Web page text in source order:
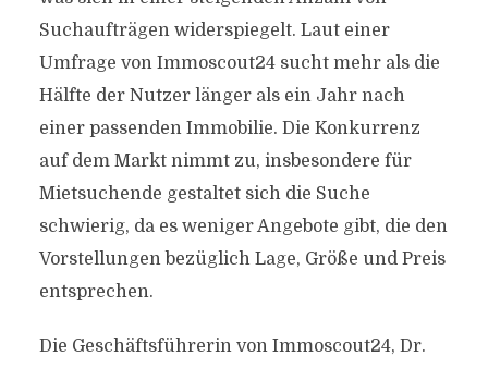
Suchaufträgen widerspiegelt. Laut einer
Umfrage von Immoscout24 sucht mehr als die
Hälfte der Nutzer länger als ein Jahr nach
einer passenden Immobilie. Die Konkurrenz
auf dem Markt nimmt zu, insbesondere für
Mietsuchende gestaltet sich die Suche
schwierig, da es weniger Angebote gibt, die den
Vorstellungen bezüglich Lage, Größe und Preis
entsprechen.
Die Geschäftsführerin von Immoscout24, Dr.